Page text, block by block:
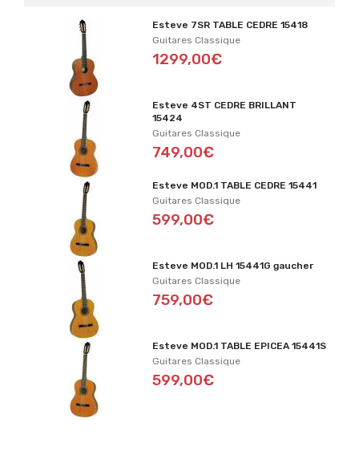
Esteve 7SR TABLE CEDRE 15418
Guitares Classique
1299,00€
Esteve 4ST CEDRE BRILLANT
15424
Guitares Classique
749,00€
Esteve MOD.1 TABLE CEDRE 15441
Guitares Classique
599,00€
Esteve MOD.1 LH 15441G gaucher
Guitares Classique
759,00€
Esteve MOD.1 TABLE EPICEA 15441S
Guitares Classique
599,00€